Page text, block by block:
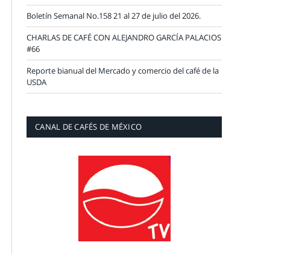
Boletín Semanal No.158 21 al 27 de julio del 2026.
CHARLAS DE CAFÉ CON ALEJANDRO GARCÍA PALACIOS
#66
Reporte bianual del Mercado y comercio del café de la
USDA
CANAL DE CAFÉS DE MÉXICO